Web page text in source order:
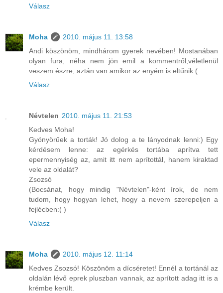
Válasz
Moha
2010. május 11. 13:58
Andi köszönöm, mindhárom gyerek nevében! Mostanában
olyan fura, néha nem jön emil a kommentről,véletlenül
veszem észre, aztán van amikor az enyém is eltűnik:(
Válasz
Névtelen 2010. május 11. 21:53
Kedves Moha!
Gyönyörűek a torták! Jó dolog a te lányodnak lenni:) Egy
kérdésem lenne: az egérkés tortába aprítva tett
epermennyiség az, amit itt nem aprítottál, hanem kiraktad
vele az oldalát?
Zsozsó
(Bocsánat, hogy mindig "Névtelen"-ként írok, de nem
tudom, hogy hogyan lehet, hogy a nevem szerepeljen a
fejlécben:( )
Válasz
Moha
2010. május 12. 11:14
Kedves Zsozsó! Köszönöm a dícséretet! Ennél a tortánál az
oldalán lévő eprek pluszban vannak, az aprított adag itt is a
krémbe került.